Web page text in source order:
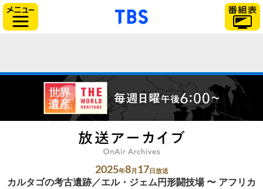
「TBSテレビ」トップ
2025年8月 17日放送
カルタゴの考古遺跡／エル・ジェム円形闘技場 〜 アフリカ